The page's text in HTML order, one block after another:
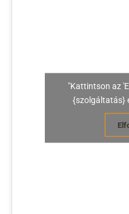
"Kattintson az
{szolgáltatás}